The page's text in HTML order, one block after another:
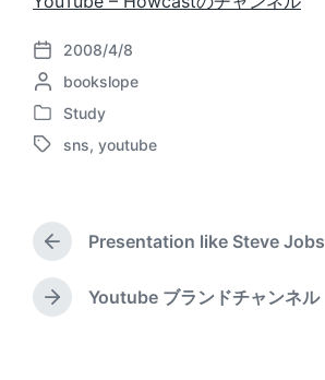
P
o
s
d
2008/4/8
P
o
t
y
bookslope
P
o
d
n
Study
T
g
e
w
sns, youtube
P
r
e
v
Presentation like Steve Jobs
N
Youtube ブランドチャンネル